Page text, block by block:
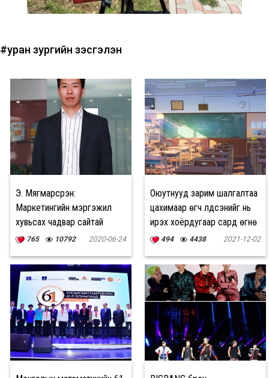
#уран зургийн үзэсгэлэн
Э. Мягмарсүрэн:
Маркетингийн мэргэжил
хувьсах чадвар сайтай
765 10792 2020-06-24
Оюутнууд зарим шалгалтаа
цахимаар өгч үлдсэнийг нь
ирэх хоёрдугаар сард өгнө
494 4438 2021-12-02